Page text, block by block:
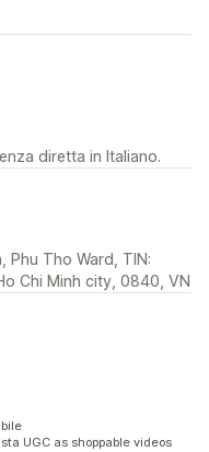
diretta in Italiano.
Phu Tho Ward, TIN:
Chi Minh city, 0840, VN
UGC as shoppable videos